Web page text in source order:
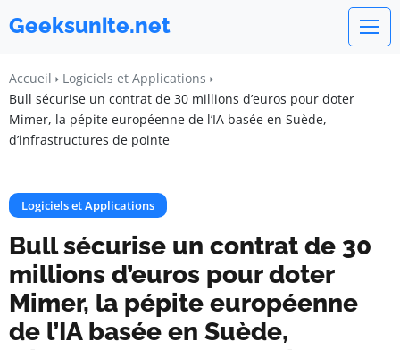
Geeksunite.net
Accueil
Logiciels et Applications
Bull sécurise un contrat de 30 millions d’euros pour doter
Mimer, la pépite européenne de l’IA basée en Suède,
d’infrastructures de pointe
Logiciels et Applications
Bull sécurise un contrat de 30
millions d’euros pour doter
Mimer, la pépite européenne
de l’IA basée en Suède,